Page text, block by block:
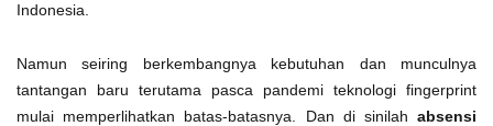
Indonesia.
Namun seiring berkembangnya kebutuhan dan munculnya
tantangan baru terutama pasca pandemi teknologi fingerprint
mulai memperlihatkan batas-batasnya. Dan di sinilah absensi